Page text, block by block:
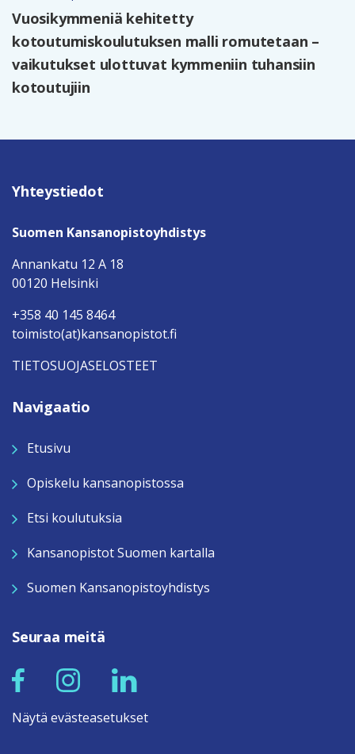
Vuosikymmeniä kehitetty
kotoutumiskoulutuksen malli romutetaan –
vaikutukset ulottuvat kymmeniin tuhansiin
kotoutujiin
Yhteystiedot
Suomen Kansanopistoyhdistys
Annankatu 12 A 18
00120 Helsinki
+358 40 145 8464
toimisto(at)kansanopistot.fi
TIETOSUOJASELOSTEET
Navigaatio
Etusivu
Opiskelu kansanopistossa
Etsi koulutuksia
Kansanopistot Suomen kartalla
Suomen Kansanopistoyhdistys
Seuraa meitä
Näytä evästeasetukset